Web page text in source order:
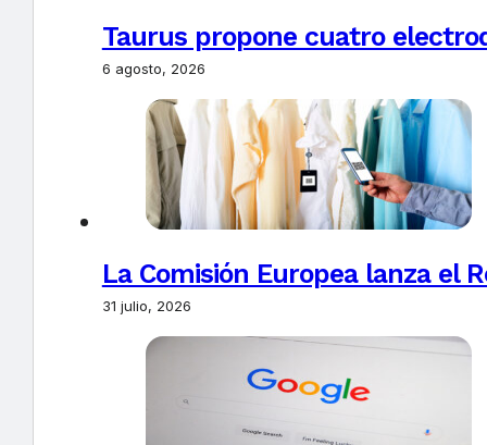
Taurus propone cuatro
6 agosto, 2026
La Comisión Europea lanza el
31 julio, 2026